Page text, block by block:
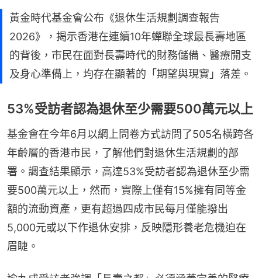
黃金時代基金會公布《退休生活規劃調查報告
2026》，揭示香港在連續10年蟬聯全球最長壽地區
的背後，市民在面對長壽時代的財務儲備、醫療開支
及身心準備上，均存在顯著的「期望與現實」落差。
53%受訪者認為退休至少需要500萬元以上
基金會在今年6月以網上問卷方式訪問了505名橫跨各
年齡層的香港市民，了解他們對退休生活規劃的部
署。調查結果顯示，高達53%受訪者認為退休至少需
要500萬元以上，然而，實際上僅有15%擁有同等金
額的流動資產，更有超過四成市民每月僅能撥出
5,000元或以下作退休安排，反映隱形養老危機迫在
眉睫。